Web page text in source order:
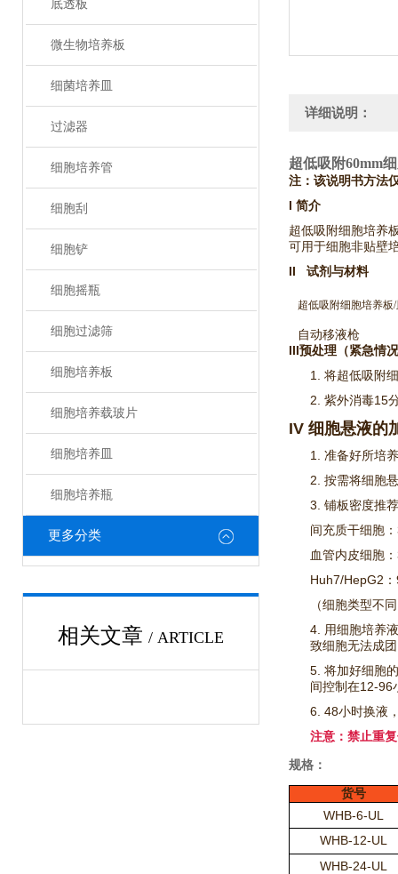
底透板
微生物培养板
细菌培养皿
过滤器
细胞培养管
细胞刮
细胞铲
细胞摇瓶
细胞过滤筛
细胞培养板
细胞培养载玻片
细胞培养皿
细胞培养瓶
更多分类
相关文章 / ARTICLE
详细说明：
超低吸附60mm
注：该说明书方法
I 简介
超低吸附细胞培养
可用于细胞非贴壁
II 试剂与材料
超低吸附细胞培养板
自动移液枪
III预处理（紧急情
1. 将超低吸附
2. 紫外消毒15
IV 细胞悬液的
1. 准备好所培
2. 按需将细胞
3. 铺板密度推荐
间充质干细胞
血管内皮细胞
Huh7/HepG2
（细胞类型不
4. 用细胞培养
致细胞无法成
5. 将加好细胞
间控制在12-96
6. 48小时换液
注意：禁止重
规格：
货号
WHB-6-UL
WHB-12-UL
WHB-24-UL